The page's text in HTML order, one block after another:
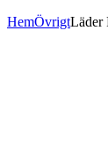
HemÖvrigtLäder